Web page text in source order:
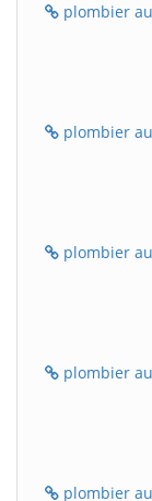
plombier
plombier
plombier
plombier
plombier